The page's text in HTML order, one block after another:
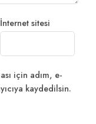
İnternet sitesi
için adım, e-
kaydedilsin.